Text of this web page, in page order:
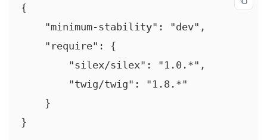
{
    "minimum-stability": "dev",
    "require": {
        "silex/silex": "1.0.*",
        "twig/twig": "1.8.*"
    }
}